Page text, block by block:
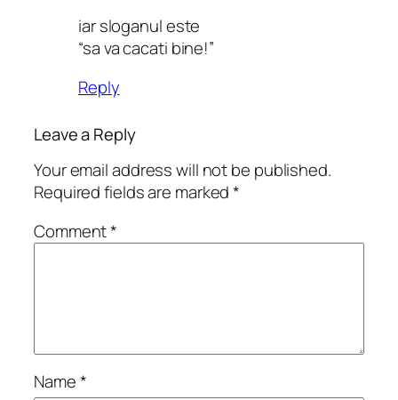
iar sloganul este
“sa va cacati bine!”
Reply
Leave a Reply
Your email address will not be published.
Required fields are marked*
Comment*
Name*